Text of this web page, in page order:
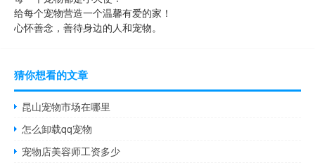
给每个宠物营造一个温馨有爱的家！
心怀善念，善待身边的人和宠物。
猜你想看的文章
昆山宠物市场在哪里
怎么卸载qq宠物
宠物店美容师工资多少